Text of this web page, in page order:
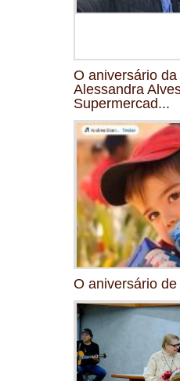
O aniversário
Alessandra
Supermercad...
O aniversário